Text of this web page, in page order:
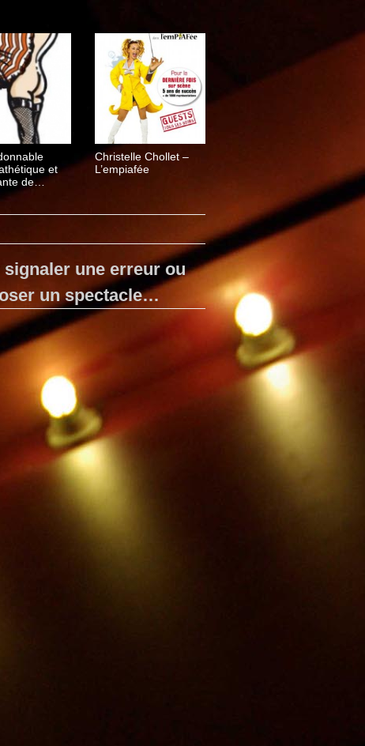
et
de
Fau
Christelle Chollet –
L’empiafée
signaler une erreur ou
un spectacle…